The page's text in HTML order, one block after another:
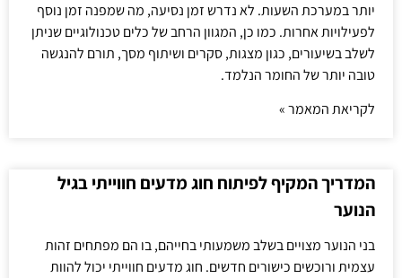
יותר במערכת השעות. לא נדרש זמן נסיעה, מה שמפנה זמן נוסף
לפעילויות אחרות. כמו כן, המגוון הרחב של כלים טכנולוגיים שניתן
לשלב בשיעורים, כגון מצגות, סקרים ושיתוף מסך, תורם להנגשה
טובה יותר של החומר הנלמד.
לקריאת המאמר »
המדריך המקיף לפיתוח חוג מדעים חווייתי בגיל
הנוער
בני הנוער מצויים בשלב משמעותי בחייהם, בו הם מפתחים זהות
עצמית ורוכשים כישורים חדשים. חוג מדעים חווייתי יכול להוות